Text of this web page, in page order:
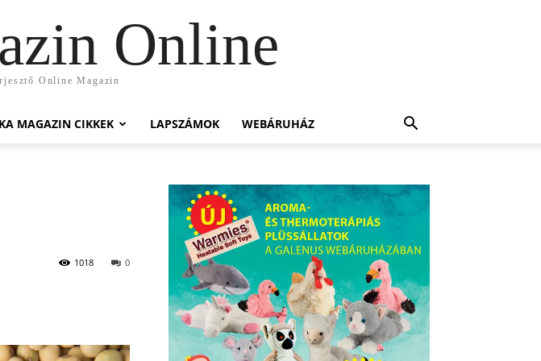
Online
Online Magazin
MAGAZIN CIKKEK LAPSZÁMOK WEBÁRUHÁZ
0
1018